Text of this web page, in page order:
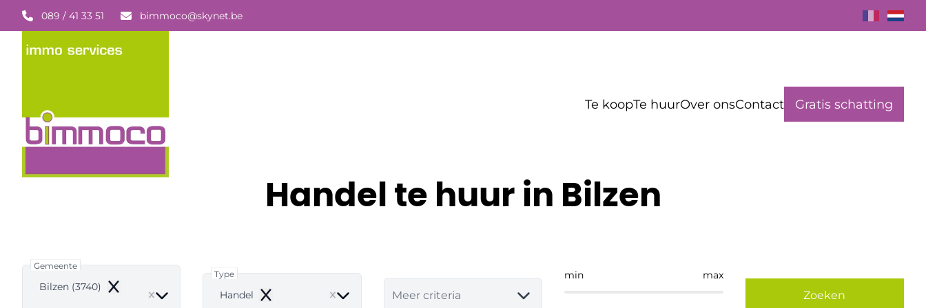
Ga naar hoofdinhoud
089 / 41 33 51 bimmoco@skynet.be
Te koopTe huurOver onsContact Gratis schatting
Handel te huur in Bilzen
Gemeente
Bilzen (3740) Remove
Type
Handel Remove Meer criteria
min max
Zoeken